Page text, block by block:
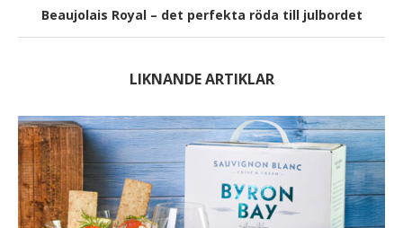
Beaujolais Royal – det perfekta röda till julbordet
LIKNANDE ARTIKLAR